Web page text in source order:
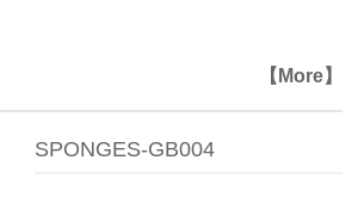
【More】
SPONGES-GB004